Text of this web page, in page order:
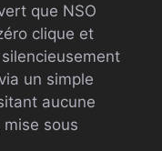
que NSO
clique et
un simple
aucune
sous